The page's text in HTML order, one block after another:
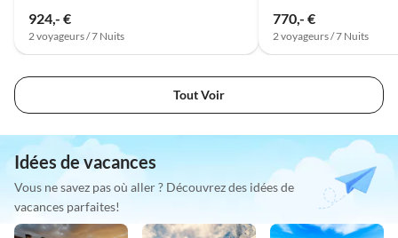
924,- €
2 voyageurs / 7 Nuits
770,- €
2 voyageurs / 7 Nuits
Tout Voir
Idées de vacances
Vous ne savez pas où aller ? Découvrez des idées de
vacances parfaites!